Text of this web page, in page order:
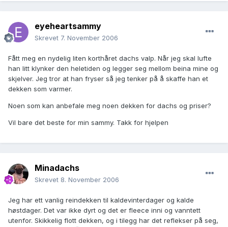
eyeheartsammy
Skrevet 7. November 2006
Fått meg en nydelig liten korthåret dachs valp. Når jeg skal lufte
han litt klynker den heletiden og legger seg mellom beina mine og
skjelver. Jeg tror at han fryser så jeg tenker på å skaffe han et
dekken som varmer.
Noen som kan anbefale meg noen dekken for dachs og priser?
Vil bare det beste for min sammy. Takk for hjelpen
Minadachs
Skrevet 8. November 2006
Jeg har ett vanlig reindekken til kaldevinterdager og kalde
høstdager. Det var ikke dyrt og det er fleece inni og vanntett
utenfor. Skikkelig flott dekken, og i tilegg har det reflekser på seg,